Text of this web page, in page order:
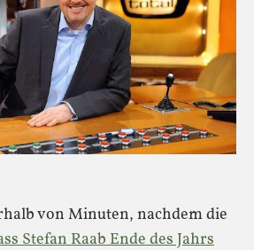
von Minuten, nachdem die
Stefan Raab Ende des Jahrs